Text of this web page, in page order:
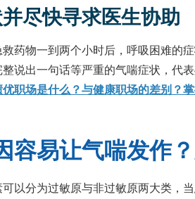
尽快寻求医生协助
药物一到两个小时后，呼吸困难的
说出一句话等严重的气喘症状，代
优职场是什么？与健康职场的差别？
容易让气喘发作
以分为过敏原与非过敏原两大类，